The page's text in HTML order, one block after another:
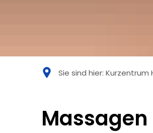
Sie sind hier: Kurzentrum
Massagen
Massagen